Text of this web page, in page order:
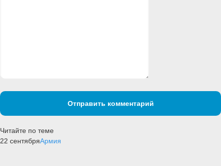
Отправить комментарий
Читайте по теме
22 сентябряАрмия